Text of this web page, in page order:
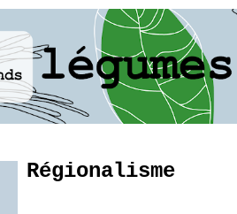
Régionalisme